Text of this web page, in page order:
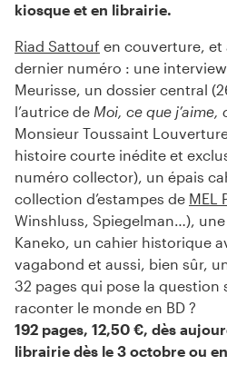
kiosque et en librairie.
Riad Sattouf en couverture, et
dernier numéro : une
Meurisse, un dossier central
l’autrice de Moi, ce que j’aime,
Monsieur Toussaint
histoire courte inédite et
numéro collector), un épais
collection d’estampes de MEL
Winshluss, Spiegelman…),
Kaneko, un cahier historique
vagabond et aussi, bien sûr,
32 pages qui pose la
raconter le monde en BD ?
192 pages, 12,50 €, dès
librairie dès le 3 octobre ou